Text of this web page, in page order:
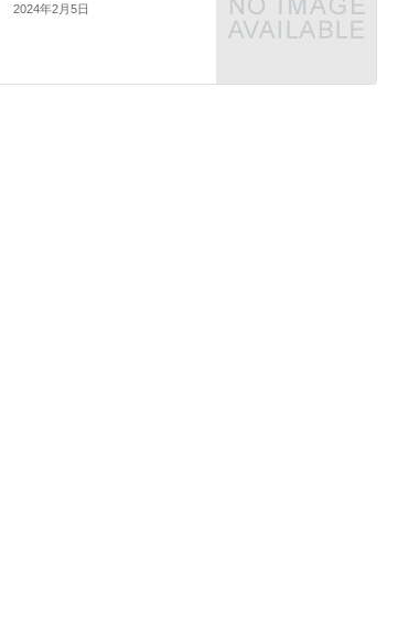
2024年2月5日